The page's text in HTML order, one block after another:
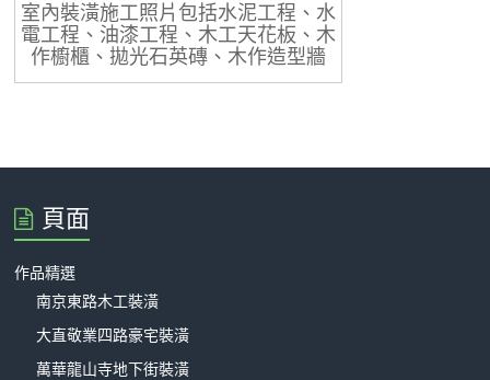
室內裝潢施工照片包括水泥工程、水
電工程、油漆工程、木工天花板、木
作櫥櫃、拋光石英磚、木作造型牆
頁面
作品精選
南京東路木工裝潢
大直敬業四路豪宅裝潢
萬華龍山寺地下街裝潢